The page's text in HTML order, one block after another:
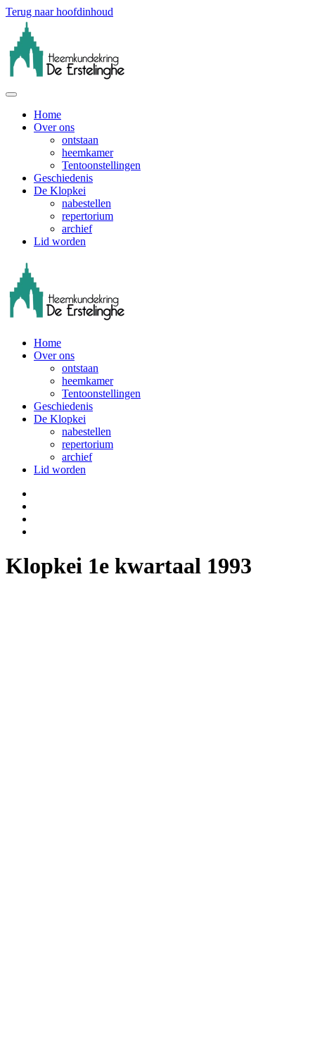
Terug naar hoofdinhoud
Home
Over ons
ontstaan
heemkamer
Tentoonstellingen
Geschiedenis
De Klopkei
nabestellen
repertorium
archief
Lid worden
Home
Over ons
ontstaan
heemkamer
Tentoonstellingen
Geschiedenis
De Klopkei
nabestellen
repertorium
archief
Lid worden
Klopkei 1e kwartaal 1993